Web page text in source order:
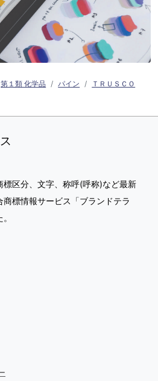
第１類 化学品 パイン
ＴＲＵＳＣＯ
標区分、文字、称呼(呼称)など最新
標情報サービス「ブランドテラ